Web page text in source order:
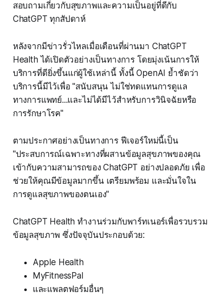
สอบถามเกี่ยวกับสุขภาพและความเป็นอยู่ที่ดีกับ
ChatGPT ทุกสัปดาห์
หลังจากมีข่าวรั่วไหลเมื่อเดือนที่ผ่านมา ChatGPT
Health ได้เปิดตัวอย่างเป็นทางการ โดยมุ่งเน้นการให้
บริการที่ดียิ่งขึ้นแก่ผู้ใช้เหล่านี้ ทั้งนี้ OpenAI ย้ำชัดว่า
บริการนี้มีไว้เพื่อ "สนับสนุน ไม่ใช่ทดแทนการดูแล
ทางการแพทย์...และไม่ได้มีไว้สำหรับการวินิจฉัยหรือ
การรักษาโรค"
ตามประกาศอย่างเป็นทางการ ฟีเจอร์ใหม่นี้เป็น
"ประสบการณ์เฉพาะทางที่ผสานข้อมูลสุขภาพของคุณ
เข้ากับความสามารถของ ChatGPT อย่างปลอดภัย เพื่อ
ช่วยให้คุณมีข้อมูลมากขึ้น เตรียมพร้อม และมั่นใจใน
การดูแลสุขภาพของตนเอง"
ChatGPT Health ทำงานร่วมกับพาร์ทเนอร์เพื่อรวบรวม
ข้อมูลสุขภาพ ซึ่งปัจจุบันประกอบด้วย:
Apple Health
MyFitnessPal
และแพลตฟอร์มอื่นๆ